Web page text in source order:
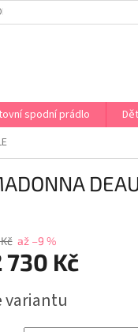
PRÁDLA NA MÍRU
spodní prádlo
až –9 %
730 Kč
variantu